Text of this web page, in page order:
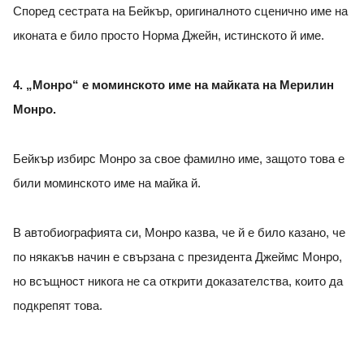
Според сестрата на Бейкър, оригиналното сценично име на
иконата е било просто Норма Джейн, истинското й име.
4. „Монро“ е моминското име на майката на Мерилин
Монро.
Бейкър избирс Монро за свое фамилно име, защото това е
били моминското име на майка й.
В автобиографията си, Монро казва, че й е било казано, че
по някакъв начин е свързана с президента Джеймс Монро,
но всъщност никога не са открити доказателства, които да
подкрепят това.